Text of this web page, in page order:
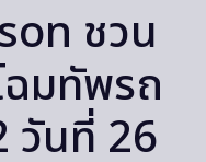
ชวน
มทัพรถ
วันที่ 26